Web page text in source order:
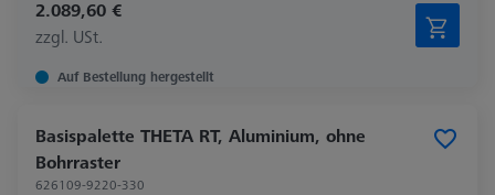
2.089,60 €
zzgl. USt.
Auf Bestellung hergestellt
Basispalette THETA RT, Aluminium, ohne
Bohrraster
626109-9220-330